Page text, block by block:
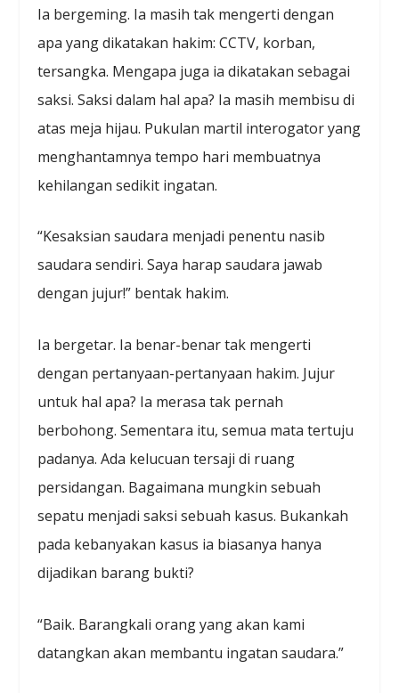
Ia bergeming. Ia masih tak mengerti dengan
apa yang dikatakan hakim: CCTV, korban,
tersangka. Mengapa juga ia dikatakan sebagai
saksi. Saksi dalam hal apa? Ia masih membisu di
atas meja hijau. Pukulan martil interogator yang
menghantamnya tempo hari membuatnya
kehilangan sedikit ingatan.
“Kesaksian saudara menjadi penentu nasib
saudara sendiri. Saya harap saudara jawab
dengan jujur!” bentak hakim.
Ia bergetar. Ia benar-benar tak mengerti
dengan pertanyaan-pertanyaan hakim. Jujur
untuk hal apa? Ia merasa tak pernah
berbohong. Sementara itu, semua mata tertuju
padanya. Ada kelucuan tersaji di ruang
persidangan. Bagaimana mungkin sebuah
sepatu menjadi saksi sebuah kasus. Bukankah
pada kebanyakan kasus ia biasanya hanya
dijadikan barang bukti?
“Baik. Barangkali orang yang akan kami
datangkan akan membantu ingatan saudara.”